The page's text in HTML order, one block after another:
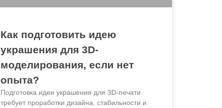
Как подготовить идею
украшения для 3D-
моделирования, если нет
опыта?
Подготовка идеи украшения для 3D-печати
требует проработки дизайна, стабильности и